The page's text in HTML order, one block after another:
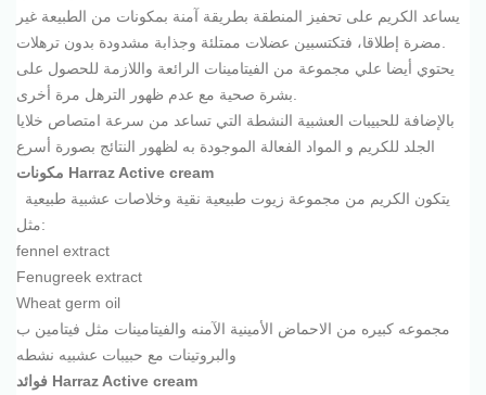
يساعد الكريم على تحفيز المنطقة بطريقة آمنة بمكونات من الطبيعة غير
يحتوي أيضا علي مجموعة من الفيتامينات الرائعة واللازمة للحصول على
بالإضافة للحبيبات العشبية النشطة التي تساعد من سرعة امتصاص خلايا
مكونات Harraz Active cream
مثل:
fennel extract
Fenugreek extract
Wheat germ oil
مجموعه كبيره من الاحماض الأمينية الآمنه والفيتامينات مثل فيتامين ب
والبروتينات مع حبيبات عشبيه نشطه
فوائد Harraz Active cream